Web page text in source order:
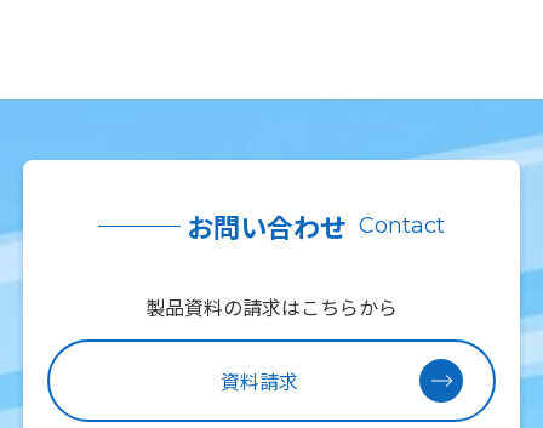
お問い合わせ Contact
製品資料の請求はこちらから
資料請求